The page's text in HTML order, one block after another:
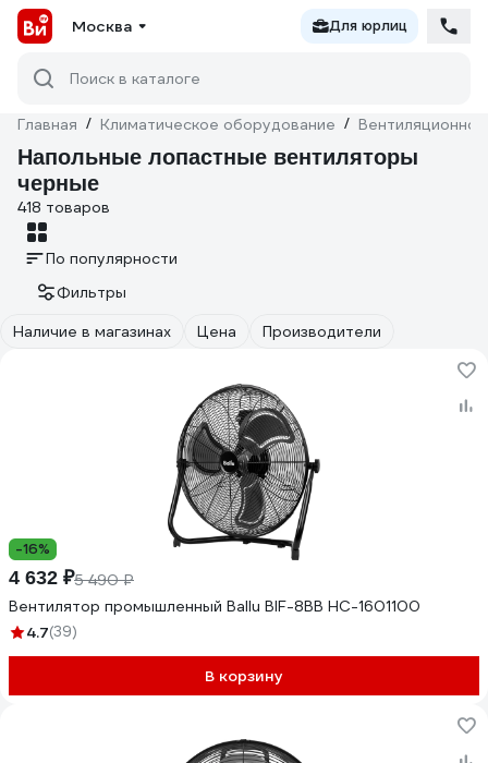
Москва Для юрлиц
Поиск в каталоге
Главная / Климатическое оборудование /
Напольные лопастные вентиляторы
черные
418 товаров
По популярности
Фильтры
Наличие в магазинах
Цена Производители
-16%
4 632 ₽5 490 ₽
Вентилятор промышленный Ballu BIF-8BB НС-1601100
4.7(39)
В корзину